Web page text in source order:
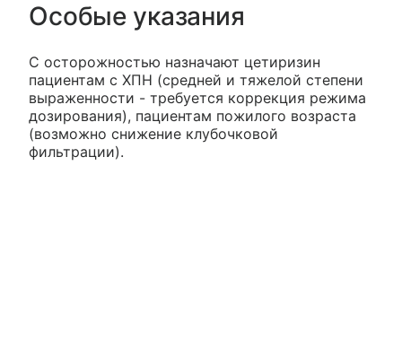
Особые указания
С осторожностью назначают цетиризин
пациентам с ХПН (средней и тяжелой степени
выраженности - требуется коррекция режима
дозирования), пациентам пожилого возраста
(возможно снижение клубочковой
фильтрации).